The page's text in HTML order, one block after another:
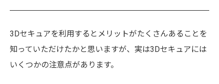
3Dセキュアを利用するとメリットがたくさんあることを
知っていただけたかと思いますが、実は3Dセキュアには
いくつかの注意点があります。